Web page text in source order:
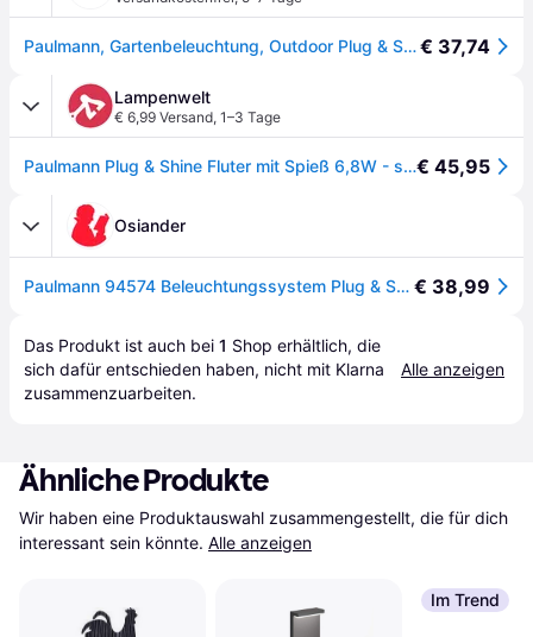
Paulmann, Gartenbeleuchtung, Outdoor Plug & Shine Spot Flood (650lm, IP65)€ 37,74
Lampenwelt
€ 6,99 Versand, 1–3 Tage
Paulmann Plug & Shine Fluter mit Spieß 6,8W - schwarz€ 45,95
Osiander
Paulmann 94574 Beleuchtungssystem Plug & Shine 6.8W Warmweiß Schwarz € 38,99
Das Produkt ist auch bei 1 Shop erhältlich, die
sich dafür entschieden haben, nicht mit Klarna
zusammenzuarbeiten.
Alle anzeigen
Ähnliche Produkte
Wir haben eine Produktauswahl zusammengestellt, die für dich
interessant sein könnte. Alle anzeigen
Im Trend